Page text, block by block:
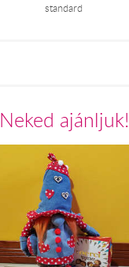
standard
Neked ajánljuk!